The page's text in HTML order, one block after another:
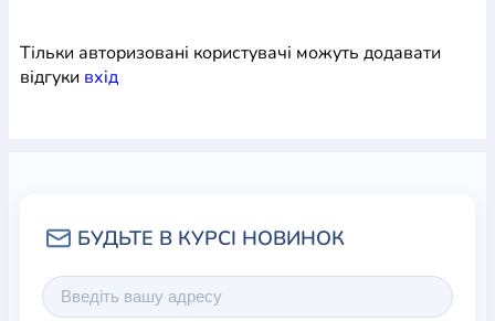
Тільки авторизовані користувачі можуть додавати
відгуки вхiд